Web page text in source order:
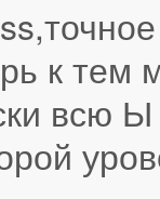
к тем
всю